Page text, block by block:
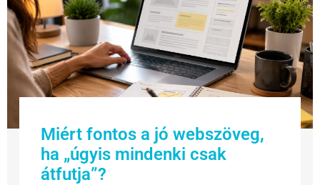
Miért fontos a jó webszöveg,
ha „úgyis mindenki csak
átfutja”?